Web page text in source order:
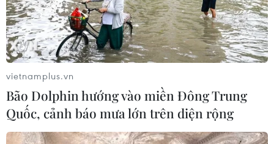
'trăm tỷ'
25/06/2026 10:14
Xem thêm
vietnamplus.vn
Bão Dolphin hướng vào miền Đông Trung
Quốc, cảnh báo mưa lớn trên diện rộng